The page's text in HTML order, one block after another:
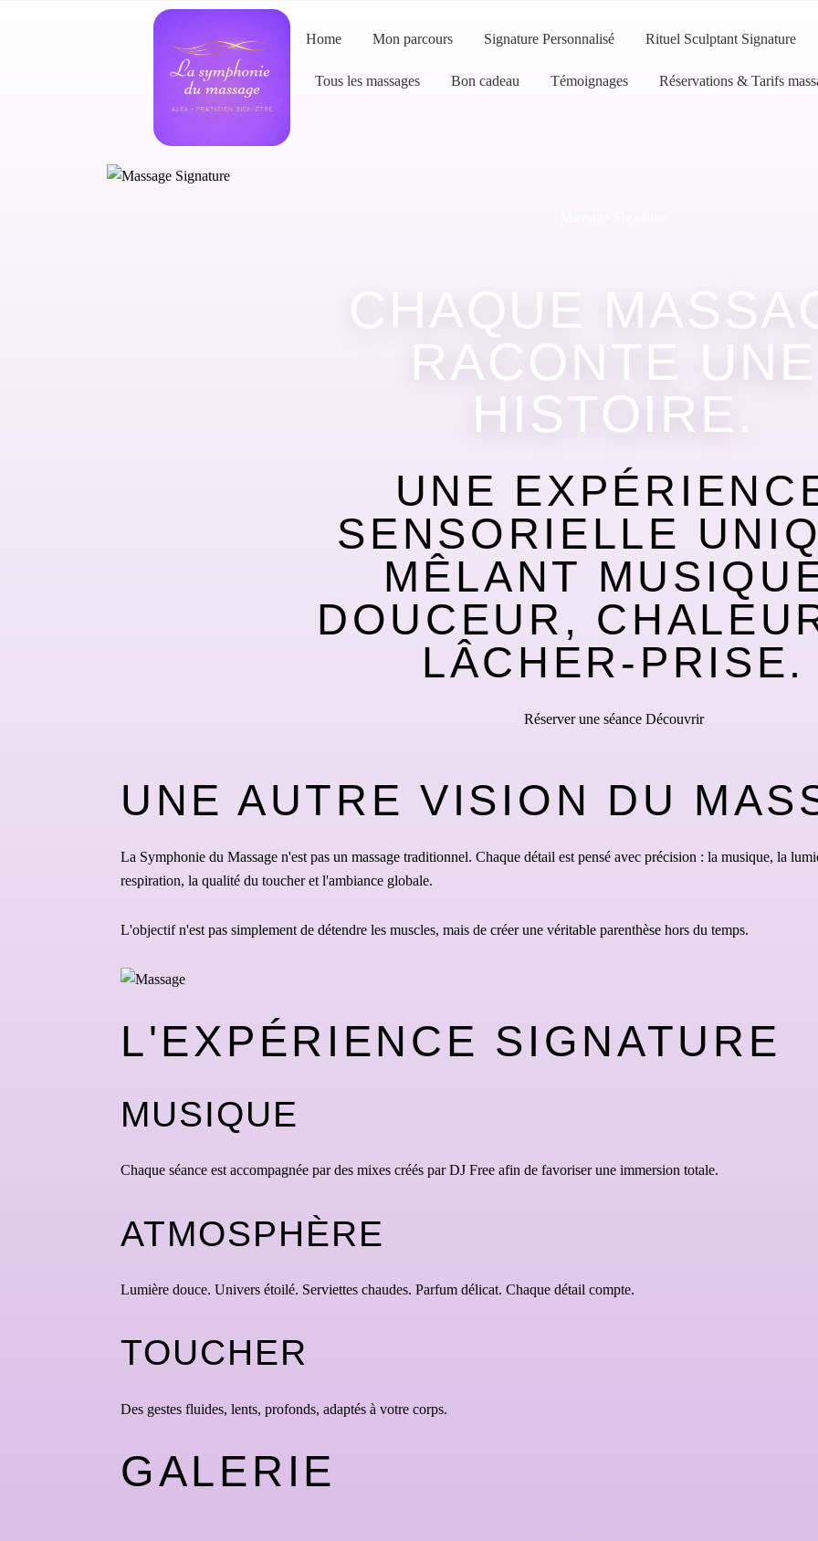
Home Mon parcours Signature Personnalisé Rituel Sculptant Signature
Tous les massages Bon cadeau Témoignages Réservations & Tarifs
CHAQUE
RACONTE UNE
HISTOIRE.
UNE
SENSORIELLE
MÊLANT
DOUCEUR,
LÂCHER-PRISE.
Réserver une séance Découvrir
UNE AUTRE VISION DU
La Symphonie du Massage n'est pas un massage traditionnel. Chaque détail est pensé avec précision : la musique, la
respiration, la qualité du toucher et l'ambiance globale.
L'objectif n'est pas simplement de détendre les muscles, mais de créer une véritable parenthèse hors du temps.
L'EXPÉRIENCE SIGNATURE
MUSIQUE
Chaque séance est accompagnée par des mixes créés par DJ Free afin de favoriser une immersion totale.
ATMOSPHÈRE
Lumière douce. Univers étoilé. Serviettes chaudes. Parfum délicat. Chaque détail compte.
TOUCHER
Des gestes fluides, lents, profonds, adaptés à votre corps.
GALERIE